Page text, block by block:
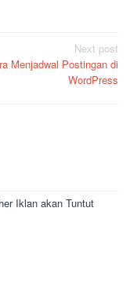
Next post
Menjadwal Postingan di
WordPress
Iklan akan Tuntut